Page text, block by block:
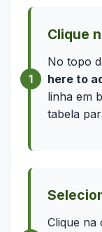
Clique
No topo
here to
linha em
tabela
Clique na